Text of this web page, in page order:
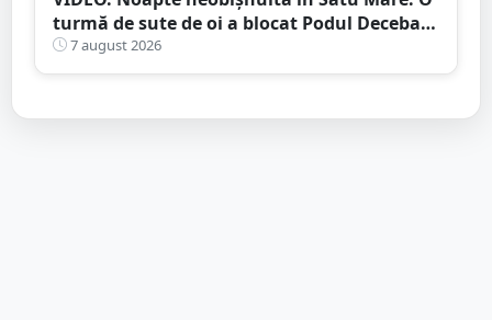
turmă de sute de oi a blocat Podul Decebal.
Gest de apreciat al ciobanului
7 august 2026